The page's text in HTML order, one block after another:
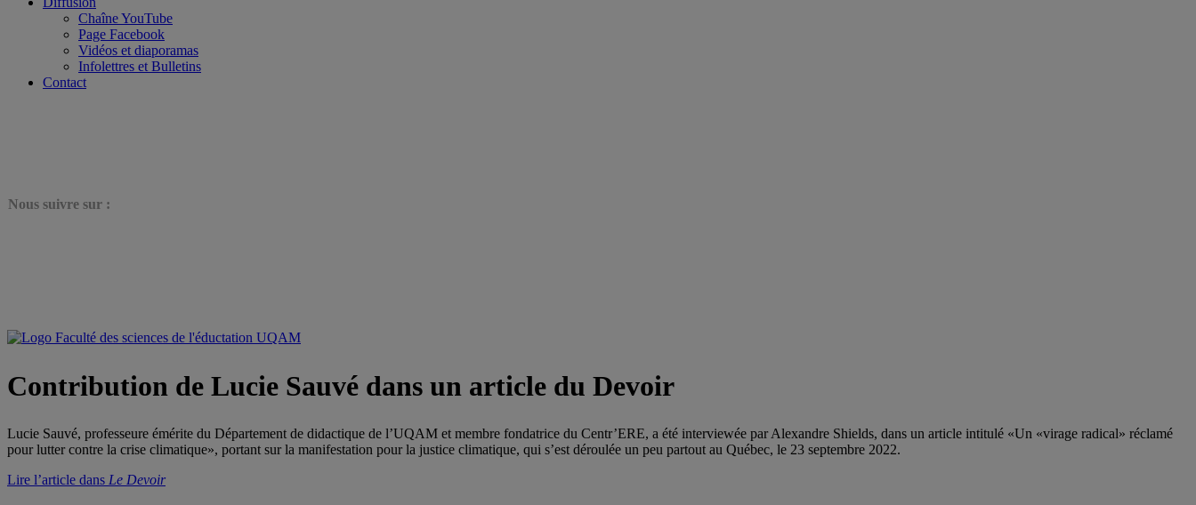
Chaîne YouTube
Page Facebook
Vidéos et diaporamas
Infolettres et Bulletins
Contact
Nous suivre sur :
Contribution de Lucie Sauvé dans un article du Devoir
Lucie Sauvé, professeure émérite du Département de didactique de l’UQAM et membre fondatrice du Centr’ERE, a été interviewée par Alexandre Shields, dans un article intitulé «Un «virage radical» réclamé
pour lutter contre la crise climatique», portant sur la manifestation pour la justice climatique, qui s’est déroulée un peu partout au Québec, le 23 septembre 2022.
Lire l’article dans Le Devoir